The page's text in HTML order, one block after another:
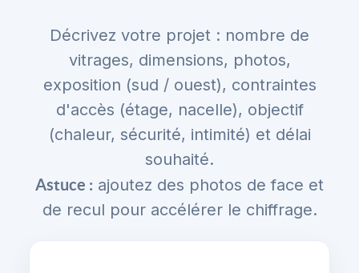
Décrivez votre projet : nombre de
vitrages, dimensions, photos,
exposition (sud / ouest), contraintes
d'accès (étage, nacelle), objectif
(chaleur, sécurité, intimité) et délai
souhaité.
Astuce : ajoutez des photos de face et
de recul pour accélérer le chiffrage.